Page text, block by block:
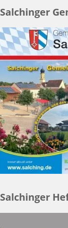
Salchinger
Salchinger